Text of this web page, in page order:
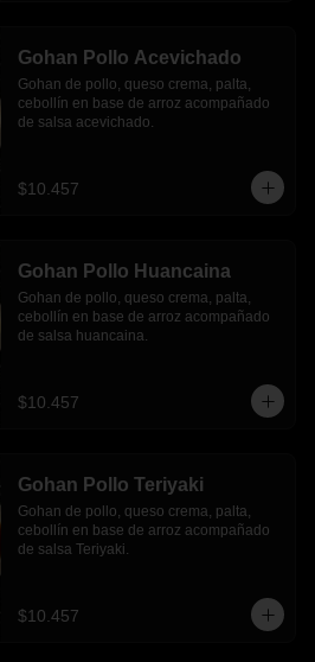
Gohan Pollo Acevichado
Gohan de pollo, queso crema, palta,
cebollín en base de arroz acompañado
de salsa acevichado.
$10.457
Gohan Pollo Huancaina
Gohan de pollo, queso crema, palta,
cebollín en base de arroz acompañado
de salsa huancaina.
$10.457
Gohan Pollo Teriyaki
Gohan de pollo, queso crema, palta,
cebollín en base de arroz acompañado
de salsa Teriyaki.
$10.457